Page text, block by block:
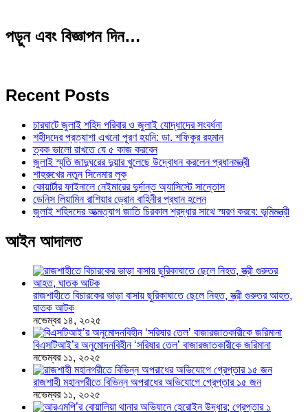
পড়ুন এবং বিজ্ঞাপন দিন…
Recent Posts
চারঘাটে জুলাই শহিদ পরিবার ও জুলাই যোদ্ধাদের সংবর্ধনা
শহীদদের প্রত্যাশা এখনো পূরণ হয়নি: ডা. শফিকুর রহমান
ত্বক ভালো রাখতে যে ৫ কাজ করবেন
জুলাই স্মৃতি জাদুঘরের দুয়ার খুলেছে উদ্বোধন করলেন প্রধানমন্ত্রী
শাহরুখের নতুন সিনেমার লুক
কোয়ার্টার ফাইনালে নেইমারের দুর্দান্ত অ্যাসিস্টে সান্তোস
ডেনিস লিয়ামিন রাশিয়ার ড্রোন বাহিনীর প্রধান হলেন
জুলাই শহিদদের আত্মত্যাগ জাতি চিরকাল শ্রদ্ধার সাথে স্মরণ করবে: ভূমিমন্ত্রী
আইন আদালত
রাজশাহীতে বিচারকের ভাড়া বাসায় ছুরিকাঘাতে ছেলে নিহত, স্ত্রী গুরুতর আহত,
ঘাতক আটক
নভেম্বর ১৪, ২০২৫
বিএসটিআই’র অনুমোদনবিহীন ‘সরিষার তেল’ বাজারজাতকারীকে জরিমানা
নভেম্বর ১১, ২০২৫
রাজশাহী মহানগরীতে বিভিন্ন অপরাধের অভিযোগে গ্রেপ্তার ১৫ জন
নভেম্বর ১১, ২০২৫